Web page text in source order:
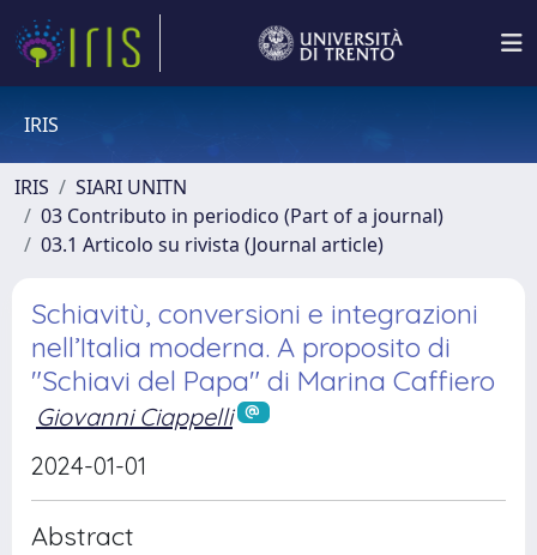
IRIS
IRIS
SIARI UNITN
03 Contributo in periodico (Part of a journal)
03.1 Articolo su rivista (Journal article)
Schiavitù, conversioni e integrazioni
nell’Italia moderna. A proposito di
"Schiavi del Papa" di Marina Caffiero
Giovanni Ciappelli
2024-01-01
Abstract